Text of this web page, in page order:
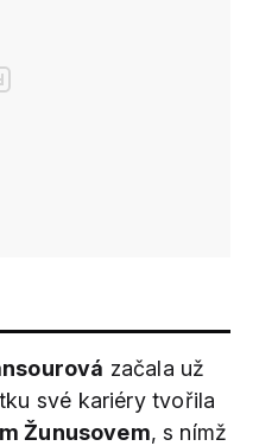
začala už
své kariéry tvořila
Žunusovem, s nímž